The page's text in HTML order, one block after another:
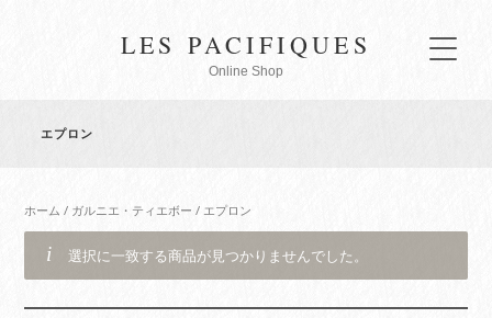
LES PACIFIQUES
Online Shop
エプロン
ホーム / ガルニエ・ティエボー / エプロン
選択に一致する商品が見つかりませんでした。